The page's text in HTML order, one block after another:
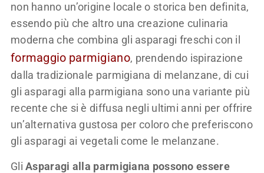
non hanno un’origine locale o storica ben definita,
essendo più che altro una creazione culinaria
moderna che combina gli asparagi freschi con il
formaggio parmigiano, prendendo ispirazione
dalla tradizionale parmigiana di melanzane, di cui
gli asparagi alla parmigiana sono una variante più
recente che si è diffusa negli ultimi anni per offrire
un’alternativa gustosa per coloro che preferiscono
gli asparagi ai vegetali come le melanzane.
GliAsparagi alla parmigiana possono essere